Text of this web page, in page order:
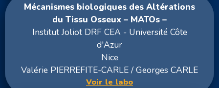
Mécanismes biologiques des Altérations
du Tissu Osseux – MATOs –
Institut Joliot DRF CEA - Université Côte
d'Azur
Nice
Valérie PIERREFITE-CARLE / Georges CARLE
Voir le labo